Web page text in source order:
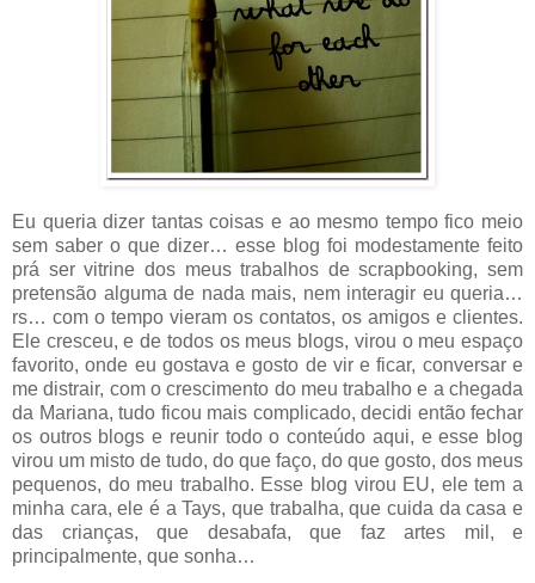
Eu queria dizer tantas coisas e ao mesmo tempo fico meio
sem saber o que dizer… esse blog foi modestamente feito
prá ser vitrine dos meus trabalhos de scrapbooking, sem
pretensão alguma de nada mais, nem interagir eu queria…
rs… com o tempo vieram os contatos, os amigos e clientes.
Ele cresceu, e de todos os meus blogs, virou o meu espaço
favorito, onde eu gostava e gosto de vir e ficar, conversar e
me distrair, com o crescimento do meu trabalho e a chegada
da Mariana, tudo ficou mais complicado, decidi então fechar
os outros blogs e reunir todo o conteúdo aqui, e esse blog
virou um misto de tudo, do que faço, do que gosto, dos meus
pequenos, do meu trabalho. Esse blog virou EU, ele tem a
minha cara, ele é a Tays, que trabalha, que cuida da casa e
das crianças, que desabafa, que faz artes mil, e
principalmente, que sonha…